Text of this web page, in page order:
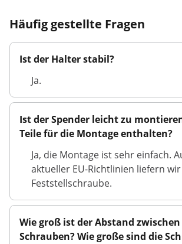
Häufig gestellte Fragen
Ist der Halter stabil?
Ja.
Ist der Spender leicht zu
Teile für die Montage enthalten?
Ja, die Montage ist sehr einfach.
aktueller EU-Richtlinien liefern
Feststellschraube.
Wie groß ist der Abstand zwischen
Schrauben? Wie große sind die